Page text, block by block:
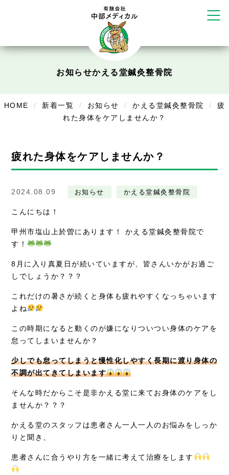
かえる堂鍼灸院 整骨院 うるま店
塚店
デイサービスあやめ
美容
美容鍼・コルギ
お知らせ
症例別施術
採用情報
お知らせかえる堂鍼灸整骨院
HOME 新着一覧 お知らせ かえる堂鍼灸整骨院
疲
れた身体をケアしませんか？
疲れた身体をケアしませんか？
2024.08.09 お知らせ かえる堂鍼灸整骨院
こんにちは！
甲州市塩山上於曽にあります！ かえる堂鍼灸整骨院で
す！
8月に入り真夏日が続いていますが、皆さんいかがお過ご
しでしょうか？？？
これだけの暑さが続くと身体も疲れやすくなっちゃいます
よね
この時期になると動くのが嫌になりついつい身体のケアを
怠ってしまいませんか？
少しでも怠ってしまうと慢性化しやすく長期に渡り身体の
不調が出てきてしまいます
そんな時だからこそ是非かえる堂に来てお身体のケアをし
ませんか？？？
かえる堂のスタッフは患者さん一人一人のお悩みをしっか
りと聞き、
患者さんに合うやり方を一緒に考えて治療をします